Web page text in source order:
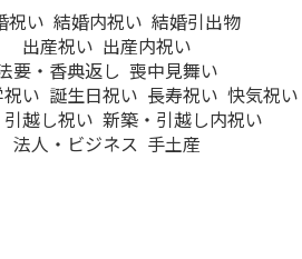
祝い 結婚内祝い 結婚引出物
出産祝い 出産内祝い
要・香典返し 喪中見舞い
い 誕生日祝い 長寿祝い 快気祝い
越し祝い 新築・引越し内祝い
法人・ビジネス 手土産